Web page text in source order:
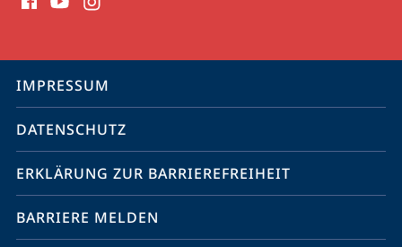
Media
Service-
Navigation
IMPRESSUM
DATENSCHUTZ
ERKLÄRUNG ZUR BARRIEREFREIHEIT
BARRIERE MELDEN